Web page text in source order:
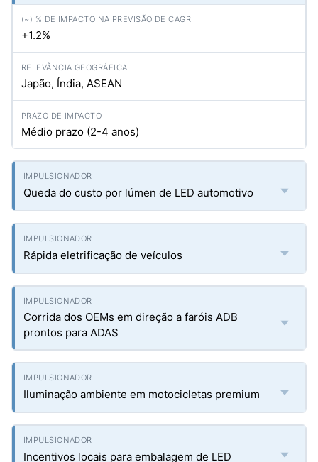
+1.2%
Japão, Índia, ASEAN
Médio prazo (2-4 anos)
Queda do custo por lúmen de LED automotivo
Rápida eletrificação de veículos
Corrida dos OEMs em direção a faróis ADB
prontos para ADAS
Iluminação ambiente em motocicletas premium
Incentivos locais para embalagem de LED